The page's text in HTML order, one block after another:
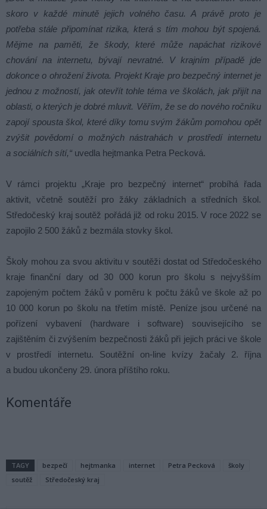
skoro v každé minutě jejich volného času. A právě proto je
potřeba stále připomínat rizika, která s tím mohou být spojená.
Mějme na paměti, že škody, které může napáchat rizikové
chování na internetu, bývají nevratné. V krajním případě jde
dokonce o ohrožení života. Projekt Kraje pro bezpečný internet je
jednou z možností, jak otevřít tohle téma ve školách, jak přijít na
oblasti, o kterých je dobré mluvit. Věřím, že se do nového ročníku
zapojí spousta škol, které díky tomu svým žákům pomohou opět
zvýšit povědomí o možných nástrahách v prostředí internetu
a sociálních sítí,“ uvedla hejtmanka Petra Pecková.
V rámci projektu „Kraje pro bezpečný internet“ probíhá řada
aktivit, včetně soutěží pro žáky základních a středních škol.
Středočeský kraj soutěž pořádá již od roku 2015. V roce 2022 se
zapojilo 2 500 žáků z bezmála stovky škol.
Školy mohou za svou aktivitu v soutěži dostat od Středočeského
kraje finanční dary od 30 000 korun pro školu s nejvyšším
zapojeným počtem žáků v poměru k počtu žáků ve škole až po
10 000 korun po školu na třetím místě. Peníze jsou určené na
pořízení vybavení (hardware i software) souvisejícího se
zajištěním či zvýšením bezpečnosti žáků při jejich práci ve škole
v prostředí internetu. Soutěžní on-line kvízy žačaly 2. října
a budou ukončeny 29. února příštího roku.
Komentáře
TAGY bezpečí hejtmanka internet Petra Pecková
školy
soutěž
Středočeský kraj